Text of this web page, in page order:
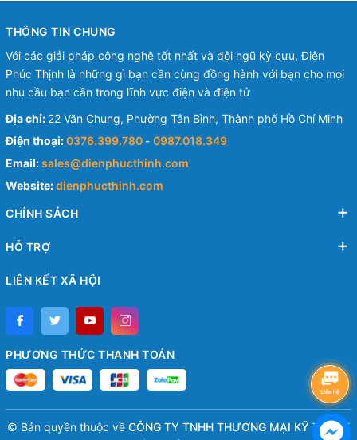
THÔNG TIN CHUNG
Với các giải pháp công nghệ tốt nhất và đội ngũ kỳ cựu, Điện
Phúc Thịnh là những gì bạn cần cùng đồng hành với bạn cho mọi
nhu cầu bạn cần trong lĩnh vực điện và điện tử
Địa chỉ: 22 Văn Chung, Phường Tân Bình, Thành phố Hồ Chí Minh
Điện thoại:0376.399.780 - 0987.018.349
Email:sales@dienphucthinh.com
Website:dienphucthinh.com
CHÍNH SÁCH
HỖ TRỢ
LIÊN KẾT XÃ HỘI
PHƯƠNG THỨC THANH TOÁN
© Bản quyền thuộc về CÔNG TY TNHH THƯƠNG MẠI KỸ THUẬT